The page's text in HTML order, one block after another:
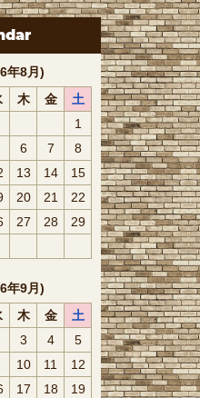
年8月)
木 金
土
1
6 7
8
13 14
15
20 21
22
27 28
29
年9月)
木 金
土
3 4
5
10 11
12
17 18 19